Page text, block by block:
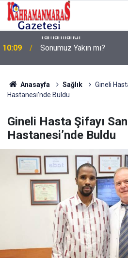
10:09 Sonumuz Yakın mı?
Anasayfa Sağlık
Gineli
Hastanesi’nde Buldu
Gineli Hasta Şifayı
Hastanesi’nde Buldu